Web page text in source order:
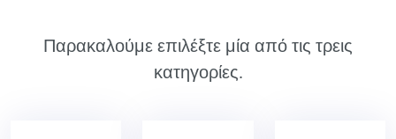
Παρακαλούμε επιλέξτε μία από τις τρεις
κατηγορίες.